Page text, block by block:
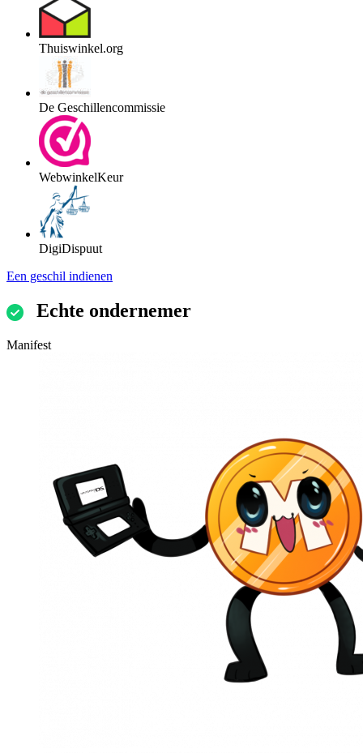
Thuiswinkel.org
De Geschillencommissie
WebwinkelKeur
DigiDispuut
Een geschil indienen
Echte ondernemer
Manifest